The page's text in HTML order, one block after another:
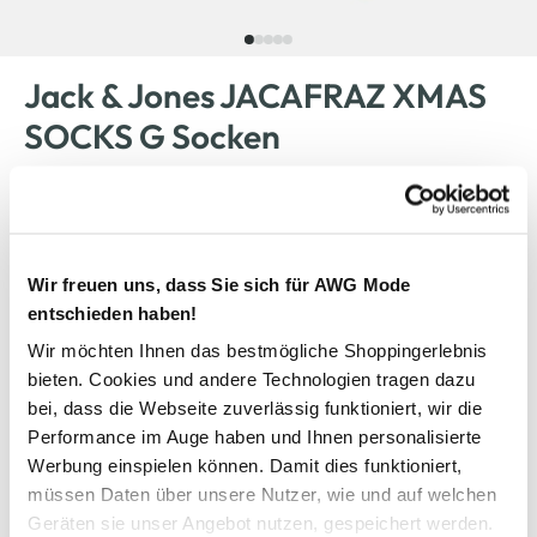
Wir freuen uns, dass Sie sich für AWG Mode
entschieden haben!
Wir möchten Ihnen das bestmögliche Shoppingerlebnis
bieten. Cookies und andere Technologien tragen dazu
bei, dass die Webseite zuverlässig funktioniert, wir die
Performance im Auge haben und Ihnen personalisierte
Werbung einspielen können. Damit dies funktioniert,
müssen Daten über unsere Nutzer, wie und auf welchen
Geräten sie unser Angebot nutzen, gespeichert werden.
Jack & Jones JACAFRAZ XMAS
SOCKS G Socken
Farbe Blau
Größe:
OneSize
Anzahl:
Verfügbar